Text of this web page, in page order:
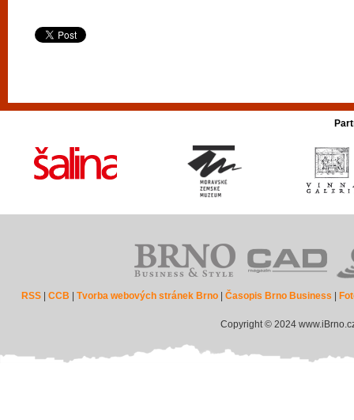
RSS |CCB |Tvorba webových stránek Brno |Časopis Brno Business
Copyright © 2024